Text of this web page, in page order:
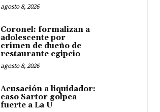
agosto 8, 2026
Coronel: formalizan a
adolescente por
crimen de dueño de
restaurante egipcio
agosto 8, 2026
Acusación a liquidador:
caso Sartor golpea
fuerte a La U